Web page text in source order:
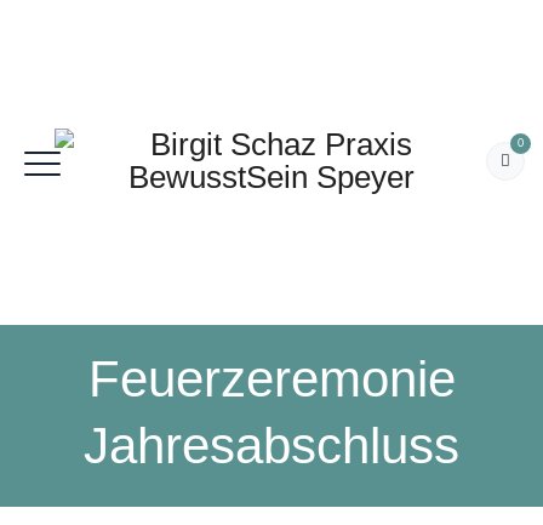
0
Feuerzeremonie
Jahresabschluss